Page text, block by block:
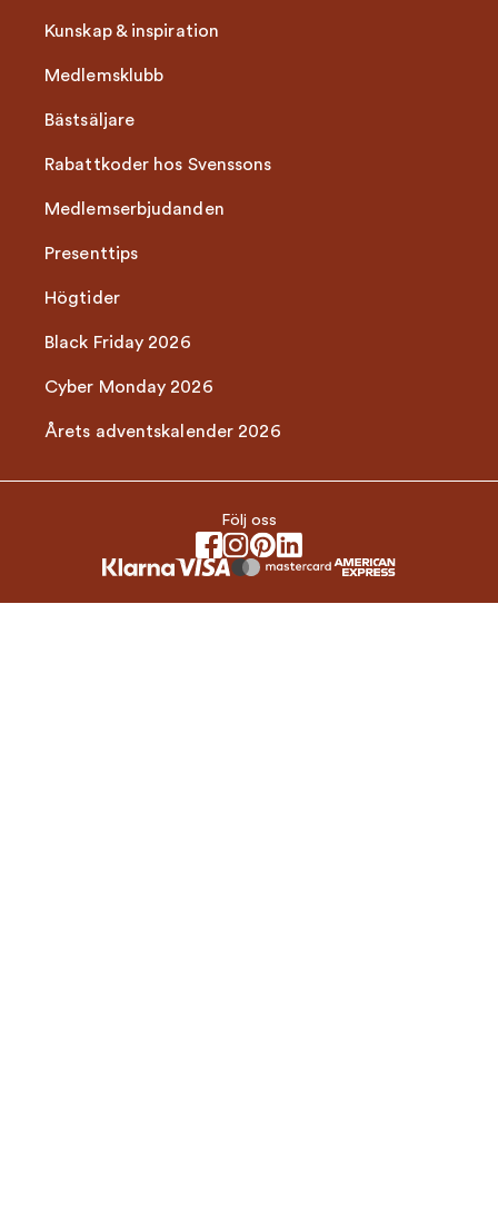
Kunskap & inspiration
Medlemsklubb
Bästsäljare
Rabattkoder hos Svenssons
Medlemserbjudanden
Presenttips
Högtider
Black Friday 2026
Cyber Monday 2026
Årets adventskalender 2026
Följ oss